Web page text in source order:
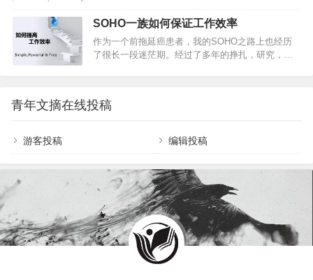
中。随之而来的，还有工作中出现的各种乱子。 生
活里，不如意常有，但从没有哪一刻，让他对自己
只要开始行动，就比毫不作为强无数倍；3. 相比在
一天内做很多事，长时间坚持做一件事，累积起来
的影响力会更大。我提高工作效率的方法，总结起
来有三个方面：注重“循环”，每天从总结开始，到计
性不如烂笔头，把与工作的一切记录下来；新人最
重要的是建立一个好的工作习惯，来…
SOHO一族如何保证工作效率
作为一个前拖延癌患者，我的SOHO之路上也经历
了很长一段迷茫期。经过了多年的挣扎，研究，学
建立自己的规则。你可以想象一张空白的日程表，
上班的时候，每天的固定时间段的事项是固定的，
就好像拼图的核心区域已经拼好了。因此，我们处
理每个意外任务的时候，只要找到有空白的地方，
一个空白的框，和一大堆零散的拼图，让人无从下
手。空白越多…
青年文摘在线投稿
游客投稿 编辑投稿